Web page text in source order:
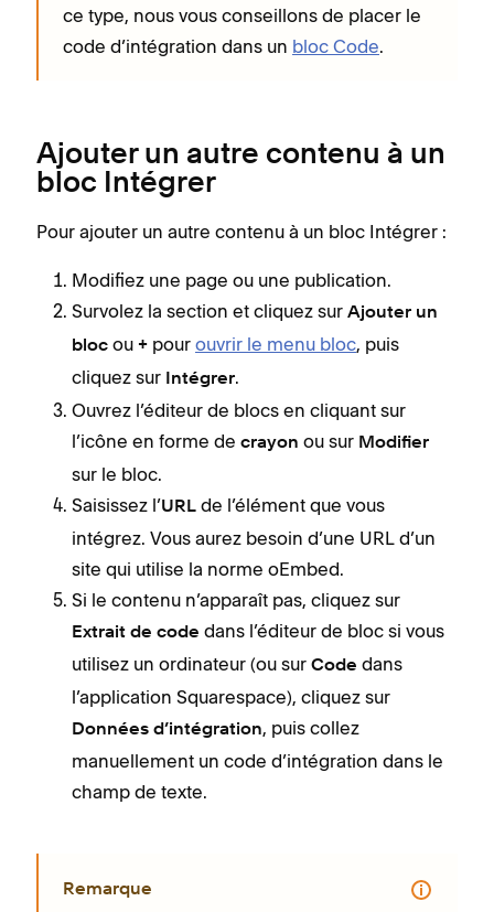
ce type, nous vous conseillons de placer le
code d’intégration dans un bloc Code.
Ajouter un autre contenu à un
bloc Intégrer
Pour ajouter un autre contenu à un bloc Intégrer :
Modifiez une page ou une publication.
Survolez la section et cliquez sur Ajouter un
bloc ou + pour ouvrir le menu bloc, puis
cliquez sur Intégrer.
Ouvrez l’éditeur de blocs en cliquant sur
l’icône en forme de crayon ou sur Modifier
sur le bloc.
Saisissez l’URL de l’élément que vous
intégrez. Vous aurez besoin d’une URL d’un
site qui utilise la norme oEmbed.
Si le contenu n’apparaît pas, cliquez sur
Extrait de code dans l’éditeur de bloc si vous
utilisez un ordinateur (ou sur Code dans
l’application Squarespace), cliquez sur
Données d’intégration, puis collez
manuellement un code d’intégration dans le
champ de texte.
Remarque